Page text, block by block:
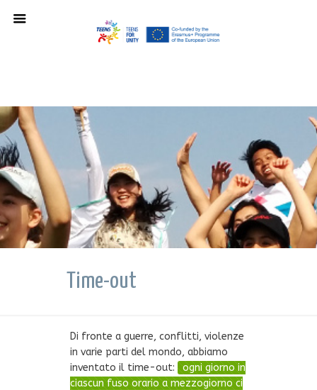
Time-out
Di fronte a guerre, conflitti, violenze
in varie parti del mondo, abbiamo
inventato il time-out: ogni giorno in
ciascun fuso orario a mezzogiorno ci